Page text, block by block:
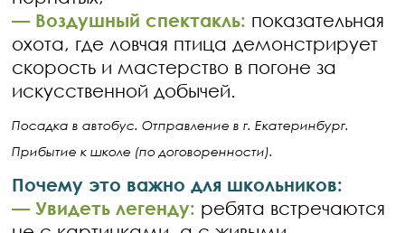
— Воздушный спектакль: показательная
охота, где ловчая птица демонстрирует
скорость и мастерство в погоне за
искусственной добычей.
Посадка в автобус. Отправление в г. Екатеринбург.
Прибытие к школе (по договоренности).
Почему это важно для школьников:
— Увидеть легенду: ребята встречаются